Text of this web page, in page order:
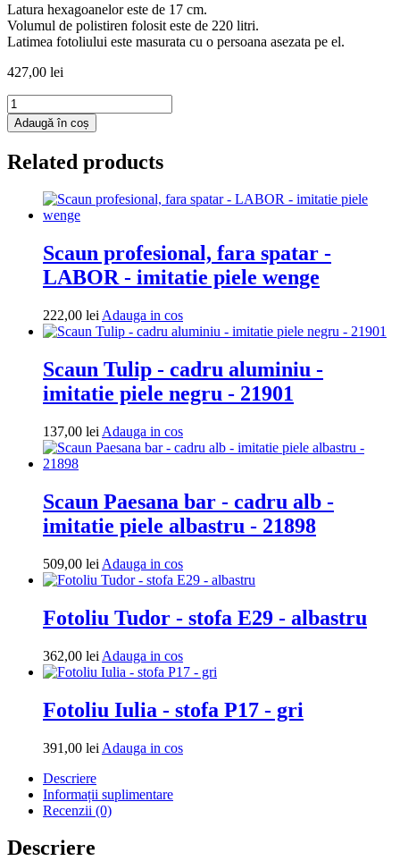
Latura hexagoanelor este de 17 cm.
Volumul de polistiren folosit este de 220 litri.
Latimea fotoliului este masurata cu o persoana asezata pe el.
427,00 lei
Cantitate
Fotoliu
puf
Ball
imitatie
piele
negru/crem
Adaugă în coș
Related products
Scaun profesional, fara spatar -
LABOR - imitatie piele wenge
222,00 lei Adauga in cosAdauga
in
Scaun Tulip - cadru aluminiu -
imitatie piele negru - 21901
137,00 lei Adauga in cosAdauga
in
Scaun Paesana bar - cadru alb -
imitatie piele albastru - 21898
509,00 lei Adauga in cosAdauga
in
Fotoliu Tudor - stofa E29 - albastru
362,00 lei Adauga in cosAdauga
in
Fotoliu Iulia - stofa P17 - gri
391,00 lei Adauga in cosAdauga
Descriere
Informații suplimentare
Recenzii (0)
Descriere